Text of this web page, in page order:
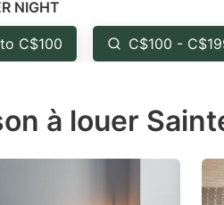
NIGHT
C$100 C$100 -
à louer